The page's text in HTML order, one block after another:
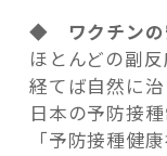
◆ ワクチンの
ほとんどの副
経てば自然に治
日本の予防接
「予防接種健